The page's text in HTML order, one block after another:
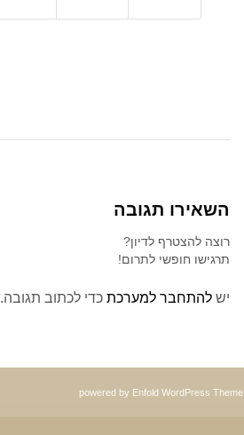
השאירו תגובה
רוצה להצטרף לדיון?
תרגישו חופשי לתרום!
יש להתחבר למערכת כדי לכתוב תגובה.
powered by Enfold WordPress Theme